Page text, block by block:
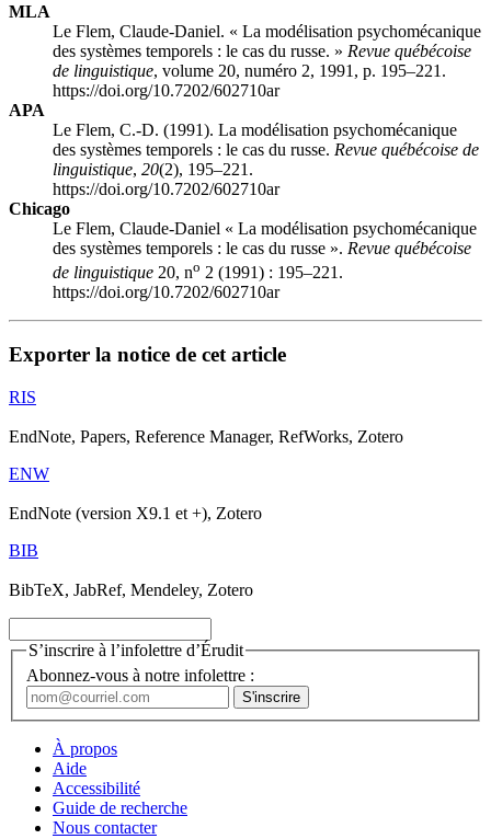
MLA
Le Flem, Claude-Daniel. « La modélisation psychomécanique
des systèmes temporels : le cas du russe. » Revue québécoise
de linguistique, volume 20, numéro 2, 1991, p. 195–221.
https://doi.org/10.7202/602710ar
APA
Le Flem, C.-D. (1991). La modélisation psychomécanique
des systèmes temporels : le cas du russe. Revue québécoise de
linguistique, 20(2), 195–221.
https://doi.org/10.7202/602710ar
Chicago
Le Flem, Claude-Daniel « La modélisation psychomécanique
des systèmes temporels : le cas du russe ». Revue québécoise
de linguistique 20, no 2 (1991) : 195–221.
https://doi.org/10.7202/602710ar
Exporter la notice de cet article
RIS
EndNote, Papers, Reference Manager, RefWorks, Zotero
ENW
EndNote (version X9.1 et +), Zotero
BIB
BibTeX, JabRef, Mendeley, Zotero
S’inscrire à l’infolettre d’Érudit
Abonnez-vous à notre infolettre :
À propos
Aide
Accessibilité
Guide de recherche
Nous contacter